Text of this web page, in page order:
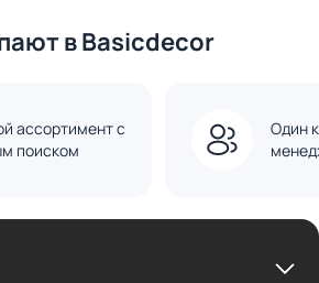
в Basicdecor
ассортимент с
поиском
Один